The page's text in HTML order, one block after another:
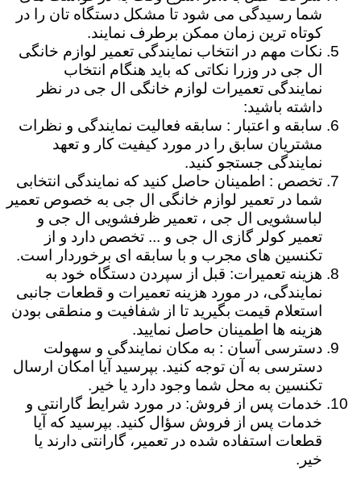
شما رسیدگی می شود تا مشکل دستگاه تان را در
کوتاه ترین زمان ممکن برطرف نمایند.
نکات مهم در انتخاب نمایندگی تعمیر لوازم خانگی
ال جی در وزرا نکاتی که باید هنگام انتخاب
نمایندگی تعمیرات لوازم خانگی ال جی در نظر
داشته باشید:
سابقه و اعتبار : سابقه فعالیت نمایندگی و نظرات
مشتریان سابق را در مورد کیفیت کار و تعهد
نمایندگی جستجو کنید.
تخصص : اطمینان حاصل کنید که نمایندگی انتخابی
شما در تعمیر لوازم خانگی ال جی به خصوص تعمیر
لباسشویی ال جی ، تعمیر ظرفشویی ال جی و
تعمیر کولر گازی ال جی و ... تخصص دارد و از
تکنسین های مجرب و با سابقه ای برخوردار است.
هزینه تعمیرات: قبل از سپردن دستگاه خود به
نمایندگی، در مورد هزینه تعمیرات و قطعات جانبی
استعلام قیمت بگیرید تا از شفافیت و منطقی بودن
هزینه ها اطمینان حاصل نمایید.
دسترسی آسان : به مکان نمایندگی و سهولت
دسترسی به آن توجه کنید. بپرسید آیا امکان ارسال
تکنسین به محل شما وجود دارد یا خیر.
خدمات پس از فروش: در مورد شرایط گارانتی و
خدمات پس از فروش سؤال کنید. بپرسید که آیا
قطعات استفاده شده در تعمیر، گارانتی دارند یا
خیر.